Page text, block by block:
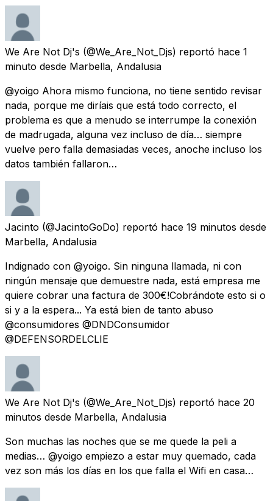
We Are Not Dj's (@We_Are_Not_Djs) reportó hace 1
minuto desde Marbella, Andalusia
@yoigo Ahora mismo funciona, no tiene sentido revisar
nada, porque me diríais que está todo correcto, el
problema es que a menudo se interrumpe la conexión
de madrugada, alguna vez incluso de día… siempre
vuelve pero falla demasiadas veces, anoche incluso los
datos también fallaron…
Jacinto (@JacintoGoDo) reportó hace 19 minutos desde
Marbella, Andalusia
Indignado con @yoigo. Sin ninguna llamada, ni con
ningún mensaje que demuestre nada, está empresa me
quiere cobrar una factura de 300€!Cobrándote esto si o
si y a la espera... Ya está bien de tanto abuso
@consumidores @DNDConsumidor
@DEFENSORDELCLIE
We Are Not Dj's (@We_Are_Not_Djs) reportó hace 20
minutos desde Marbella, Andalusia
Son muchas las noches que se me quede la peli a
medias… @yoigo empiezo a estar muy quemado, cada
vez son más los días en los que falla el Wifi en casa…